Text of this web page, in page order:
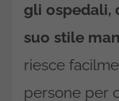
gli ospedali,
suo stile
riesce
persone per